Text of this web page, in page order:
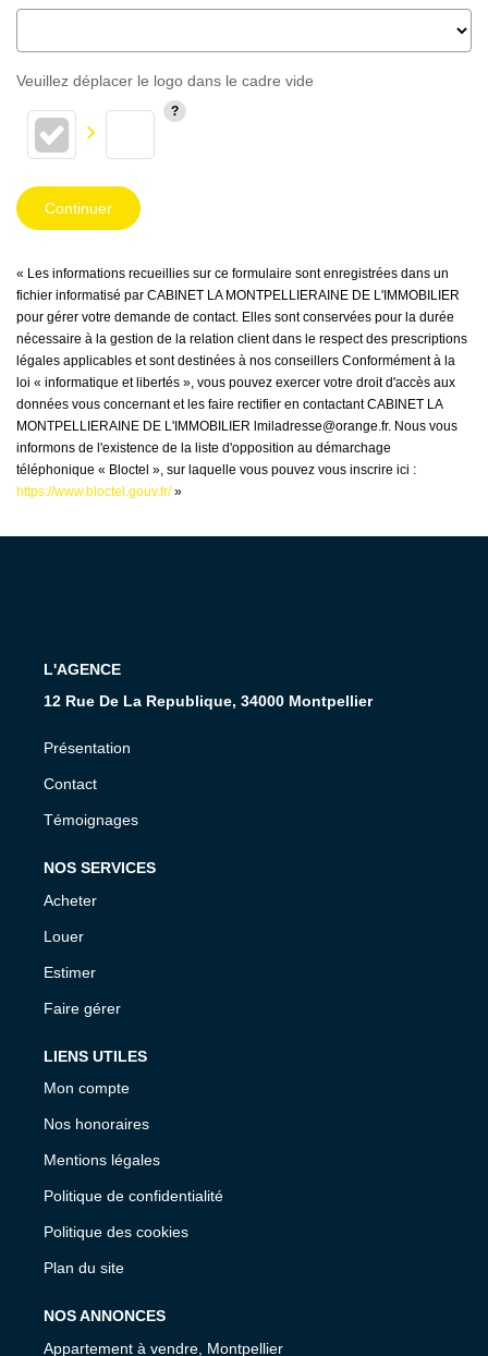
Veuillez déplacer le logo dans le cadre vide
Continuer
« Les informations recueillies sur ce formulaire sont enregistrées dans un
fichier informatisé par CABINET LA MONTPELLIERAINE DE L'IMMOBILIER
pour gérer votre demande de contact. Elles sont conservées pour la durée
nécessaire à la gestion de la relation client dans le respect des prescriptions
légales applicables et sont destinées à nos conseillers Conformément à la
loi « informatique et libertés », vous pouvez exercer votre droit d'accès aux
données vous concernant et les faire rectifier en contactant CABINET LA
MONTPELLIERAINE DE L'IMMOBILIER lmiladresse@orange.fr. Nous vous
informons de l'existence de la liste d'opposition au démarchage
téléphonique « Bloctel », sur laquelle vous pouvez vous inscrire ici :
https://www.bloctel.gouv.fr/»
L'AGENCE
12 Rue De La Republique, 34000 Montpellier
Présentation
Contact
Témoignages
NOS SERVICES
Acheter
Louer
Estimer
Faire gérer
LIENS UTILES
Mon compte
Nos honoraires
Mentions légales
Politique de confidentialité
Politique des cookies
Plan du site
NOS ANNONCES
Appartement à vendre, Montpellier